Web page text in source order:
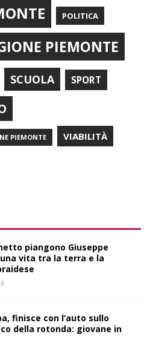
POLITICA
PIEMONTE
SCUOLA SPORT
PIEMONTE VIABILITÀ
piangono Giuseppe
vita tra la terra e la
finisce con l’auto sullo
della rotonda: giovane in